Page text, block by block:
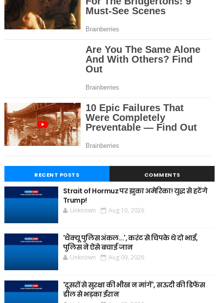
RECENT POSTS COMMENTS
Strait of Hormuz पर झुका अमेरिका! युद्ध से हटेंगे
Trump!
Unknown Aug 10, 2026
'थैंक्यू पुलिस अंकल...', करंट से चिपके थे दो भाई,
पुलिस ने ऐसे बचाई जान
Unknown Aug 09, 2026
'दूसरों से सुरक्षा की भीख न मांगें', सऊदी की डिफेंस
डील से भड़का ईरान